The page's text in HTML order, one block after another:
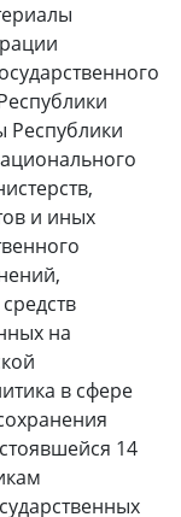
Республики
и иных
на
в сфере
14